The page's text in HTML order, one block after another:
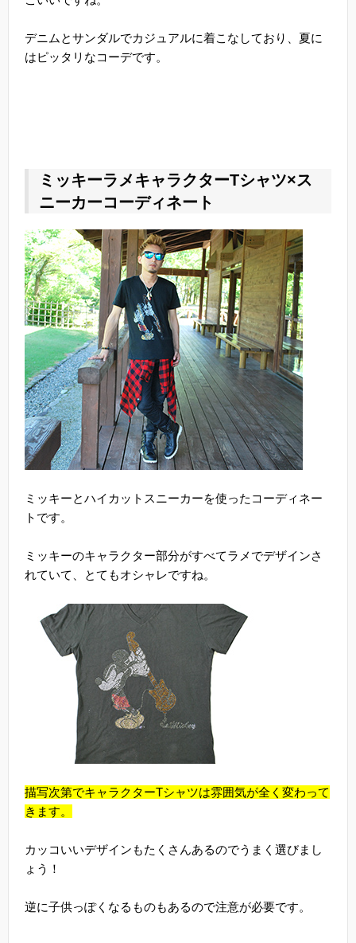
デニムとサンダルでカジュアルに着こなしており、夏に
はピッタリなコーデです。
ミッキーラメキャラクターTシャツ×ス
ニーカーコーディネート
ミッキーとハイカットスニーカーを使ったコーディネー
トです。
ミッキーのキャラクター部分がすべてラメでデザインさ
れていて、とてもオシャレですね。
描写次第でキャラクターTシャツは雰囲気が全く変わって
きます。
カッコいいデザインもたくさんあるのでうまく選びまし
ょう！
逆に子供っぽくなるものもあるので注意が必要です。